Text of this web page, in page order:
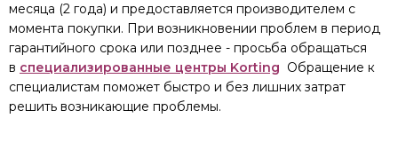
месяца (2 года) и предоставляется производителем с
момента покупки. При возникновении проблем в период
гарантийного срока или позднее - просьба обращаться
в специализированные центры Korting Обращение к
специалистам поможет быстро и без лишних затрат
решить возникающие проблемы.